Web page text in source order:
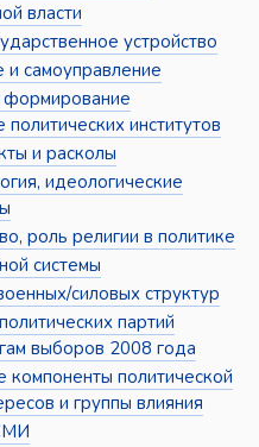
власти
устройство
самоуправление
формирование
институтов
и расколы
идеологические
роль религии в политике
системы
силовых структур
партий
выборов 2008 года
политической
и группы влияния